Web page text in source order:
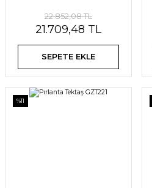
22.852,08 TL
21.709,48 TL
SEPETE EKLE
%11